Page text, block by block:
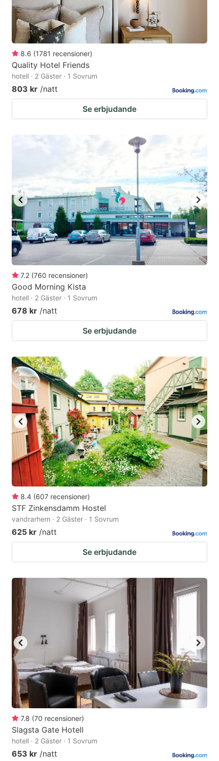
8.6 (1781 recensioner)
Quality Hotel Friends
hotell · 2 Gäster · 1 Sovrum
803 kr /natt
Se erbjudande
7.2 (760 recensioner)
Good Morning Kista
hotell · 2 Gäster · 1 Sovrum
678 kr /natt
Se erbjudande
8.4 (607 recensioner)
STF Zinkensdamm Hostel
vandrarhem · 2 Gäster · 1 Sovrum
625 kr /natt
Se erbjudande
7.8 (70 recensioner)
Slagsta Gate Hotell
hotell · 2 Gäster · 1 Sovrum
653 kr /natt